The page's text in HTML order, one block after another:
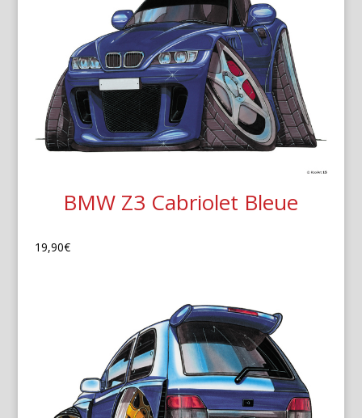
BMW Z3 Cabriolet Bleue
19,90€